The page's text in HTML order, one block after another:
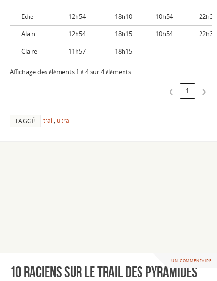
Edie 12h54 18h10 10h54 22h39
Alain 12h54 18h15 10h54 22h39
Claire 11h57 18h15
Affichage des éléments 1 à 4 sur 4 éléments
❮ 1 ❯
TAGGÉ trail, ultra
UN COMMENTAIRE
10 raciens sur le Trail des Pyramides